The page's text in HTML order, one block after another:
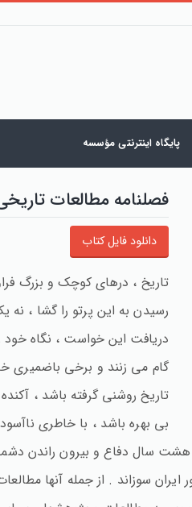
پایگاه اینترنتی مؤسسه
فصلنامه مطالعات
دانلود فایل کتاب
تاریخ ، درهای کوچک و بزرگ
رسیدن به این پرتو را گشا ،
دریافت این خواست ، نگاه خود
گام می زنند و برخی باضمیری
تاریخ روشنی گرفته باشد ،
بی بهره باشد ، با خاطری
سال دفاع و بیرون راندن
سوزاند . از جمله آنها